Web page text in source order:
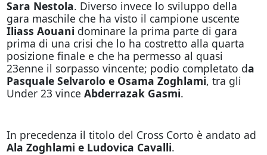
Sara Nestola. Diverso invece lo sviluppo della
gara maschile che ha visto il campione uscente
Iliass Aouani dominare la prima parte di gara
prima di una crisi che lo ha costretto alla quarta
posizione finale e che ha permesso al quasi
23enne il sorpasso vincente; podio completato da
Pasquale Selvarolo e Osama Zoghlami, tra gli
Under 23 vince Abderrazak Gasmi.
In precedenza il titolo del Cross Corto è andato ad
Ala Zoghlami e Ludovica Cavalli.